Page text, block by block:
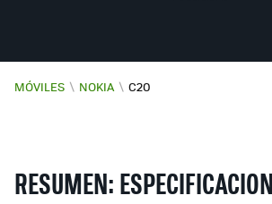
MÓVILES \ NOKIA \ C20
RESUMEN: